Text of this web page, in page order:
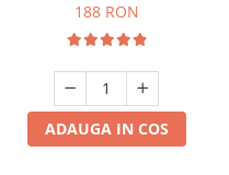
188 RON
ADAUGA IN COS